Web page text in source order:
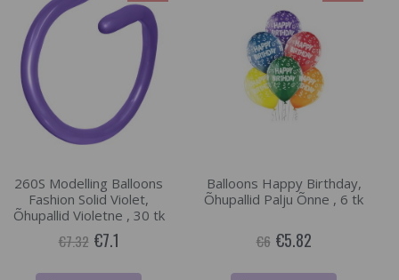
260S Modelling Balloons
Fashion Solid Violet,
Õhupallid Violetne , 30 tk
€7.32 €7.1
Balloons Happy Birthday,
Õhupallid Palju Õnne , 6 tk
€6 €5.82